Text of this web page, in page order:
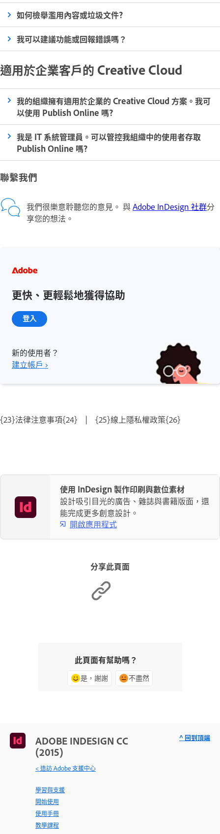
如何檢舉濫用內容或垃圾文件?
我可以建議功能或回報錯誤嗎？
適用於企業客戶的 Creative Cloud
我的組織擁有適用於企業的 Creative Cloud 方案。我可
以使用 Publish Online 嗎?
我是 IT 系統管理員。可以管控我組織中的使用者存取
Publish Online 嗎?
聯繫我們
我們很樂意聆聽您的意見。 與Adobe InDesign 社群分
享您的想法。
更快、更輕鬆地獲得協助
登入
新的使用者？
建立帳戶 ›
{23}法律注意事項{24} | {25}線上隱私權政策{26}
使用 InDesign 製作印刷與數位素材
設計吸引目光的廣告、雜誌與書籍版面，還
能完成更多創意設計。
開啟應用程式
分享此頁面
此頁面有幫助嗎？
是，謝謝 不盡然
ADOBE INDESIGN CC
(2015)
< 造訪 Adobe 支援中心
學習與支援
開始使用
使用手冊
教學課程
^ 回到頂端